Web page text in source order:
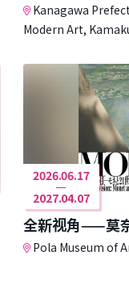
Kanagawa
Modern Art,
2026.06.17
2027.04.07
全新视角——莫
Pola Museum of